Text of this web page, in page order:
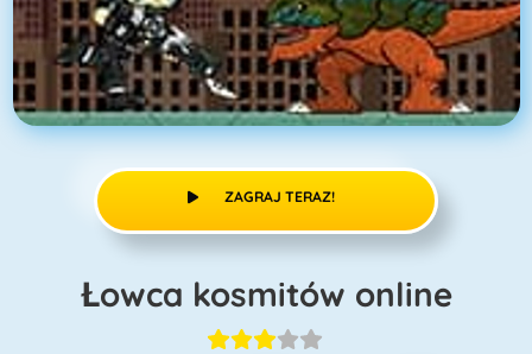
ZAGRAJ TERAZ!
Łowca kosmitów online